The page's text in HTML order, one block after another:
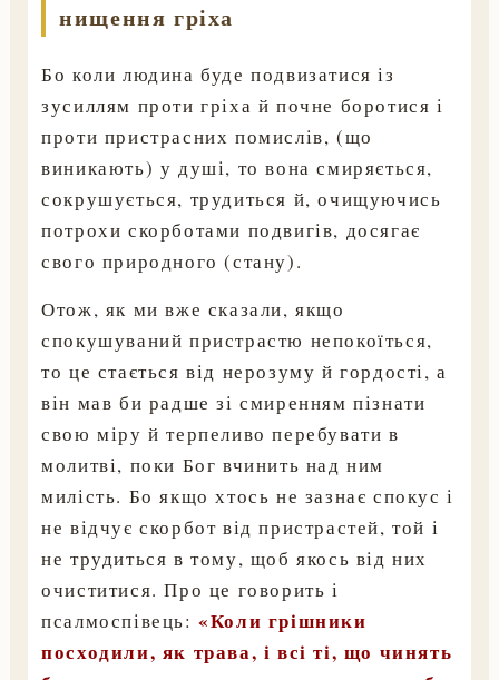
нищення гріха
Бо коли людина буде подвизатися із
зусиллям проти гріха й почне боротися і
проти пристрасних помислів, (що
виникають) у душі, то вона смиряється,
сокрушується, трудиться й, очищуючись
потрохи скорботами подвигів, досягає
свого природного (стану).
Отож, як ми вже сказали, якщо
спокушуваний пристрастю непокоїться,
то це стається від нерозуму й гордості, а
він мав би радше зі смиренням пізнати
свою міру й терпеливо перебувати в
молитві, поки Бог вчинить над ним
милість. Бо якщо хтось не зазнає спокус і
не відчує скорбот від пристрастей, той і
не трудиться в тому, щоб якось від них
очиститися. Про це говорить і
псалмоспівець:«Коли грішники
посходили, як трава, і всі ті, що чинять